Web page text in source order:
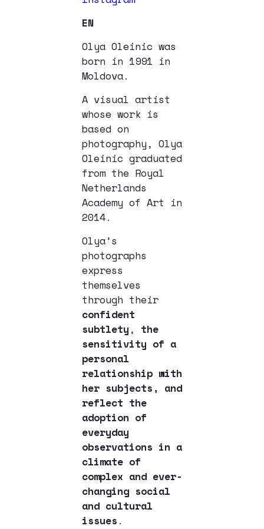
EN
Olya Oleinic was
born in 1991 in
Moldova.
A visual artist
whose work is
based on
photography, Olya
Oleinic graduated
from the Royal
Netherlands
Academy of Art in
2014.
Olya’s
photographs
express
themselves
through their
confident
subtlety , the
sensitivity of a
personal
relationship with
her subjects, and
reflect the
adoption of
everyday
observations in a
climate of
complex and ever-
changing social
and cultural
issues .